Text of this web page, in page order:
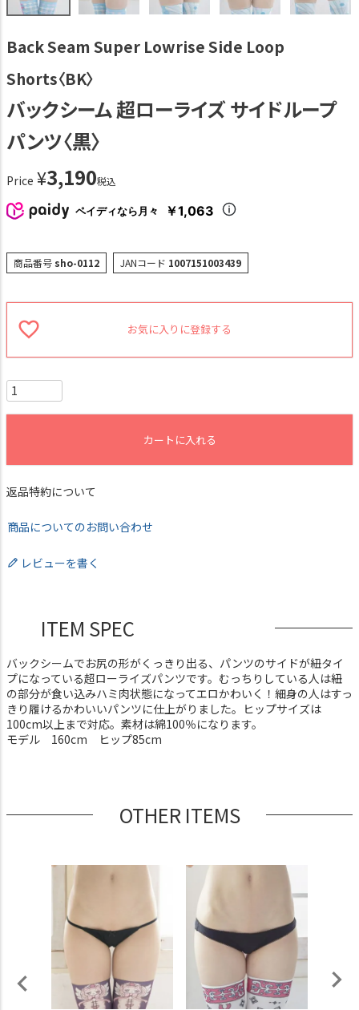
Back Seam Super Lowrise Side Loop
Shorts〈BK〉
バックシーム 超ローライズ サイドループ
パンツ〈黒〉
Price ¥3,190税込
ペイディなら月々 ￥1,063
商品番号 sho-0112 JANコード 1007151003439
お気に入りに登録する
カートに入れる
返品特約について
商品についてのお問い合わせ
レビューを書く
ITEM SPEC
バックシームでお尻の形がくっきり出る、パンツのサイドが紐タイ
プになっている超ローライズパンツです。むっちりしている人は紐
の部分が食い込みハミ肉状態になってエロかわいく！細身の人はすっ
きり履けるかわいいパンツに仕上がりました。ヒップサイズは
100cm以上まで対応。素材は綿100％になります。
モデル 160cm ヒップ85cm
OTHER ITEMS